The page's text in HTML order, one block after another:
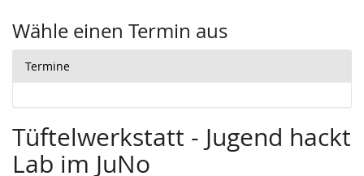
Wähle einen Termin aus
Termine
Tüftelwerkstatt - Jugend hackt
Lab im JuNo